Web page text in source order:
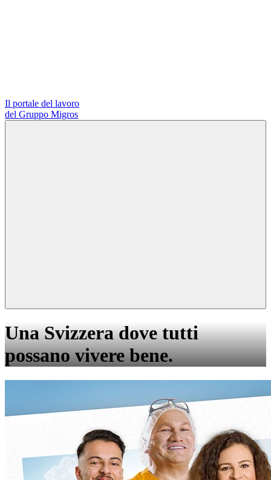
Il portale del lavoro
del Gruppo Migros
Una Svizzera dove tutti
possano vivere bene.